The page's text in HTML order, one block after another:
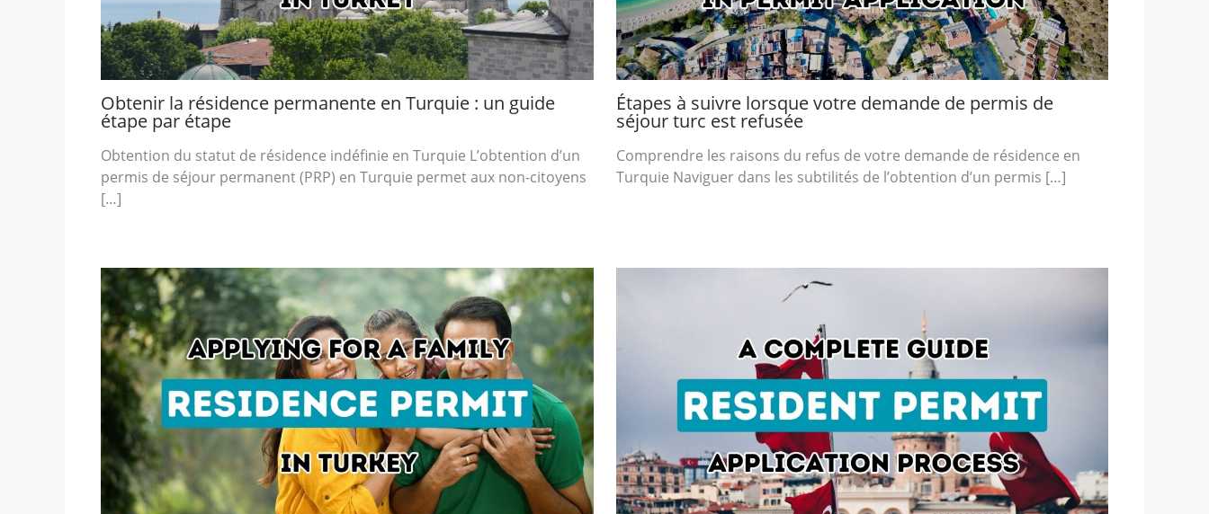
Obtenir la résidence permanente en Turquie : un guide
étape par étape
Obtention du statut de résidence indéfinie en Turquie L’obtention d’un
permis de séjour permanent (PRP) en Turquie permet aux non-citoyens
[…]
Étapes à suivre lorsque votre demande de permis de
séjour turc est refusée
Comprendre les raisons du refus de votre demande de résidence en
Turquie Naviguer dans les subtilités de l’obtention d’un permis […]